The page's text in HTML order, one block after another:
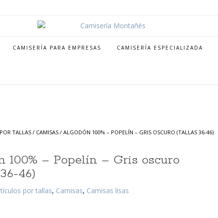
CAMISERÍA PARA EMPRESAS CAMISERÍA ESPECIALIZADA
TALLAS / CAMISAS / ALGODÓN 100% – POPELÍN – GRIS OSCURO (TALLAS 36-46)
100% – Popelín – Gris oscuro
46)
por tallas, Camisas, Camisas lisas